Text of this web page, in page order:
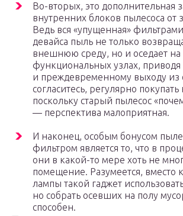
Во-вторых, это дополнительная
внутренних блоков пылесоса от
Ведь вся «упущенная»
девайса пыль не только
внешнюю среду, но и оседает на
функциональных узлах, приводя
и преждевременному выходу из
согласитесь, регулярно
поскольку старый пылесос
— перспектива малоприятная.
И наконец, особым бонусом
фильтром является то, что в
они в какой-то мере хоть не
помещение. Разумеется, вместо
лампы такой гаджет
но собрать осевших на полу
способен.